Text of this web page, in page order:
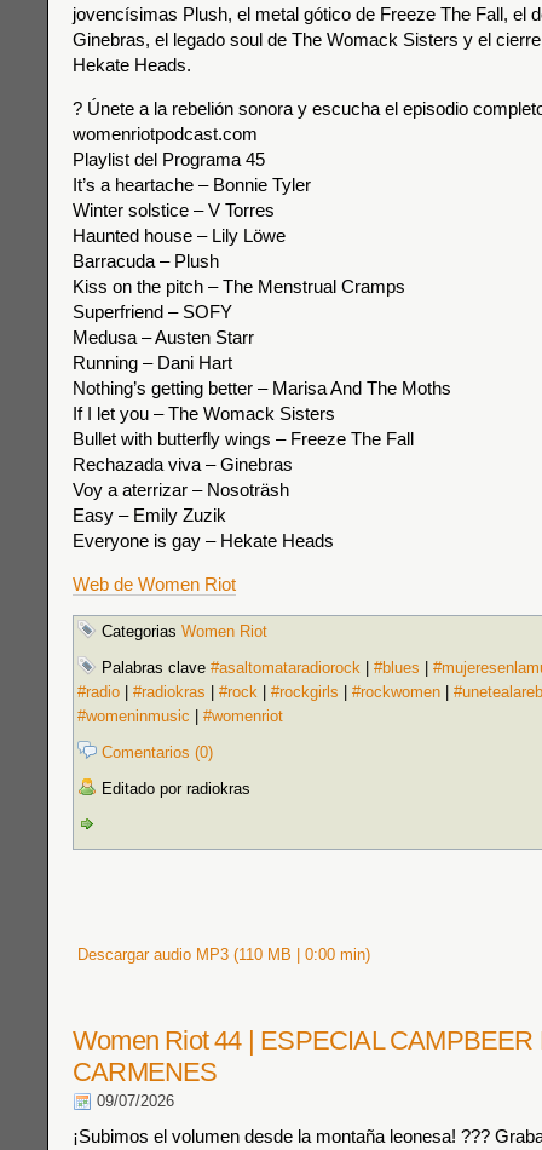
jovencísimas Plush, el metal gótico de Freeze The Fall, el
Ginebras, el legado soul de The Womack Sisters y el
Hekate Heads.
? Únete a la rebelión sonora y escucha el episodio
womenriotpodcast.com
Playlist del Programa 45
It’s a heartache – Bonnie Tyler
Winter solstice – V Torres
Haunted house – Lily Löwe
Barracuda – Plush
Kiss on the pitch – The Menstrual Cramps
Superfriend – SOFY
Medusa – Austen Starr
Running – Dani Hart
Nothing’s getting better – Marisa And The Moths
If I let you – The Womack Sisters
Bullet with butterfly wings – Freeze The Fall
Rechazada viva – Ginebras
Voy a aterrizar – Nosoträsh
Easy – Emily Zuzik
Everyone is gay – Hekate Heads
Web de Women Riot
Categorias Women Riot
Palabras clave #asaltomataradiorock #blues
#radio
#radiokras #rock #rockgirls #rockwomen
#womeninmusic
#womenriot
Comentarios (0)
Editado por radiokras
Descargar audio MP3 (110 MB | 0:00 min)
Women Riot 44 | ESPECIAL CAMPBEER
CARMENES
09/07/2026
¡Subimos el volumen desde la montaña leonesa! ???